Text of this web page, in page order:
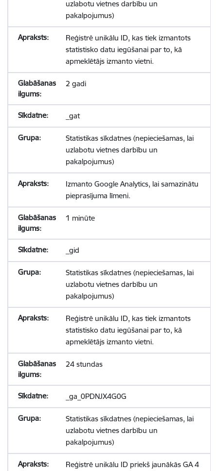
uzlabotu vietnes darbību un
pakalpojumus)
Reģistrē unikālu ID, kas tiek izmantots
statistisko datu iegūšanai par to, kā
apmeklētājs izmanto vietni.
2 gadi
_gat
Statistikas sīkdatnes (nepieciešamas, lai
uzlabotu vietnes darbību un
pakalpojumus)
Izmanto Google Analytics, lai samazinātu
pieprasījuma līmeni.
1 minūte
_gid
Statistikas sīkdatnes (nepieciešamas, lai
uzlabotu vietnes darbību un
pakalpojumus)
Reģistrē unikālu ID, kas tiek izmantots
statistisko datu iegūšanai par to, kā
apmeklētājs izmanto vietni.
24 stundas
_ga_0PDNJX4G0G
Statistikas sīkdatnes (nepieciešamas, lai
uzlabotu vietnes darbību un
pakalpojumus)
Reģistrē unikālu ID priekš jaunākās GA 4